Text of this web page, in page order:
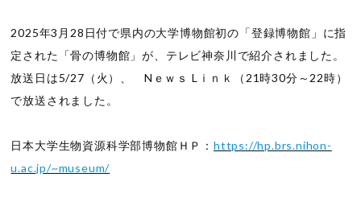
2025年3月28日付で県内の大学博物館初の「登録博物館」に指
定された「骨の博物館」が、テレビ神奈川で紹介されました。
放送日は5/27（火）、 Nｅｗｓ Lｉｎｋ（21時30分～22時）
で放送されました。
日本大学生物資源科学部博物館ＨＰ：https://hp.brs.nihon-
u.ac.jp/~museum/